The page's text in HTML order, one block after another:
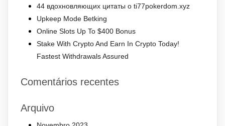
44 вдохновляющих цитаты о ti77pokerdom.xyz
Upkeep Mode Betking
Online Slots Up To $400 Bonus
Stake With Crypto And Earn In Crypto Today!
Fastest Withdrawals Assured
Comentários recentes
Arquivo